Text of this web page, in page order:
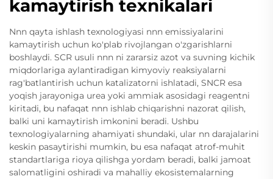
kamaytirish texnikalari
Nnn qayta ishlash texnologiyasi nnn emissiyalarini
kamaytirish uchun ko'plab rivojlangan o'zgarishlarni
boshlaydi. SCR usuli nnn ni zararsiz azot va suvning kichik
miqdorlariga aylantiradigan kimyoviy reaksiyalarni
rag'batlantirish uchun katalizatorni ishlatadi, SNCR esa
yoqish jarayoniga urea yoki ammiak asosidagi reagentni
kiritadi, bu nafaqat nnn ishlab chiqarishni nazorat qilish,
balki uni kamaytirish imkonini beradi. Ushbu
texnologiyalarning ahamiyati shundaki, ular nn darajalarini
keskin pasaytirishi mumkin, bu esa nafaqat atrof-muhit
standartlariga rioya qilishga yordam beradi, balki jamoat
salomatligini oshiradi va mahalliy ekosistemalarning